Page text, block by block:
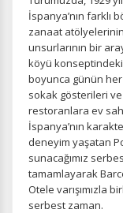
ÇEREZ
Çerez
İspanya’nın farklı
zanaat
unsurlarının bir
köyü konseptindeki
boyunca günün
sokak gösterileri
restoranlara ev
İspanya’nın
deneyim yaşatan
sunacağımız
tamamlayarak
Otele varışımızla
serbest zaman.